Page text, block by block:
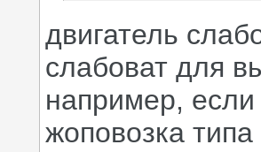
двигатель
слабоват для
например,
жоповозка